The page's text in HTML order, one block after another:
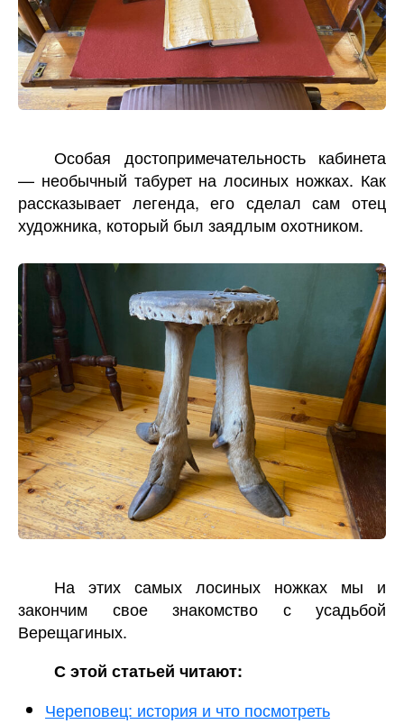
Особая достопримечательность кабинета
— необычный табурет на лосиных ножках. Как
рассказывает легенда, его сделал сам отец
художника, который был заядлым охотником.
На этих самых лосиных ножках мы и
закончим свое знакомство с усадьбой
Верещагиных.
С этой статьей читают:
Череповец: история и что посмотреть